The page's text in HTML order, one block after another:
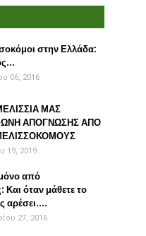
στην Ελλάδα:
06, 2016
ΜΑΣ
ΑΠΟΓΝΩΣΗΣ ΑΠΟ
19, 2019
από
Και όταν μάθετε το
αρέσει....
27, 2016